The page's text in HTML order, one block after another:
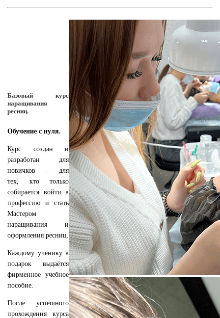
Базовый курс
наращивания
ресниц.
Обучение с нуля.
Курс создан и
разработан для
новичков — для
тех, кто только
собирается войти в
профессию и стать
Мастером
наращивания и
оформления ресниц.
Каждому ученику в
подарок выдаётся
фирменное учебное
пособие.
После успешного
прохождения курса